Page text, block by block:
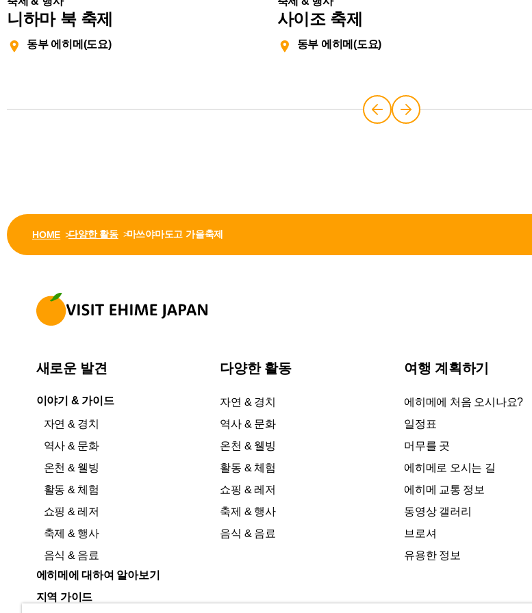
니하마 북 축제
동부 에히메(도요)
사이조 축제
동부 에히메(도요)
HOME 다양한 활동 마쓰야마도고 가을축제
새로운 발견
이야기 & 가이드
자연 & 경치
역사 & 문화
온천 & 웰빙
활동 & 체험
쇼핑 & 레저
축제 & 행사
음식 & 음료
에히메에 대하여 알아보기
지역 가이드
다양한 활동
자연 & 경치
역사 & 문화
온천 & 웰빙
활동 & 체험
쇼핑 & 레저
축제 & 행사
음식 & 음료
여행 계획하기
에히메에 처음 오시나요?
일정표
머무를 곳
에히메로 오시는 길
에히메 교통 정보
동영상 갤러리
브로셔
유용한 정보